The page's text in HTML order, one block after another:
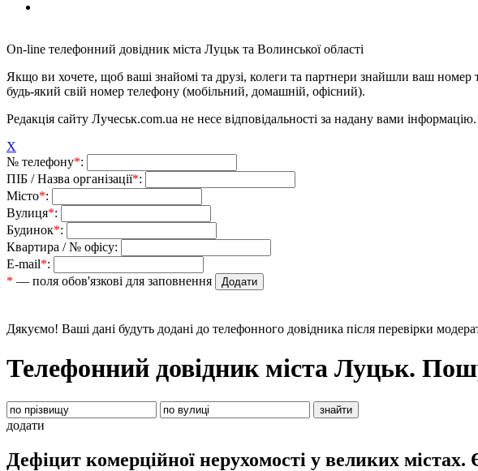
On-line телефонний довідник міста Луцьк та Волинської області
Якщо ви хочете, щоб ваші знайомі та друзі, колеги та партнери знайшли ваш
будь-який свій номер телефону (мобільний, домашній, офісний).
Редакція сайту Лучеськ.com.ua не несе відповідальності за надану вами інформацію.
X
№ телефону*:
ПІБ / Назва організації*:
Місто*:
Вулиця*:
Будинок*:
Квартира / № офісу:
E-mail*:
* — поля обов'язкові для заповнення
Дякуємо! Ваші дані будуть додані до телефонного довідника після перевірки
Телефонний довідник міста Луцьк.
додати
Дефіцит комерційної нерухомості у великих містах.